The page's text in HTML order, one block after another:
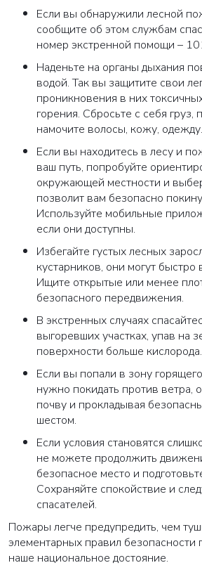
Если вы обнаружили лесной
сообщите об этом службам
номер экстренной помощи –
Наденьте на органы дыхания
водой. Так вы защитите свои
проникновения в них
горения. Сбросьте с себя
намочите волосы, кожу, одежду.
Если вы находитесь в лесу и
ваш путь, попробуйте
окружающей местности и
позволит вам безопасно
Используйте мобильные
если они доступны.
Избегайте густых лесных
кустарников, они могут быстро
Ищите открытые или менее
безопасного передвижения.
В экстренных случаях
выгоревших участках, упав на
поверхности больше кислорода.
Если вы попали в зону
нужно покидать против ветра,
почву и прокладывая
шестом.
Если условия становятся
не можете продолжить
безопасное место и
Сохраняйте спокойствие и
спасателей.
Пожары легче предупредить, чем
элементарных правил безопасности
наше национальное достояние.